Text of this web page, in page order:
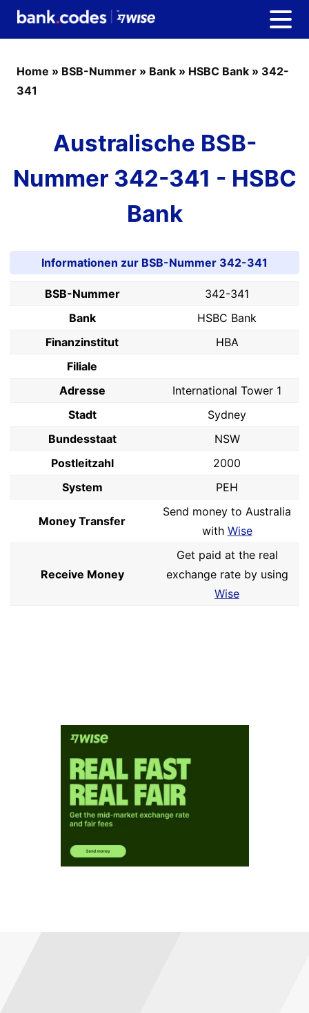
Home » BSB-Nummer » Bank » HSBC Bank » 342-
341
Australische BSB-
Nummer 342-341 - HSBC
Bank
Informationen zur BSB-Nummer 342-341
BSB-Nummer
342-341
Bank
HSBC Bank
Finanzinstitut
HBA
Filiale
Adresse
International Tower 1
Stadt
Sydney
Bundesstaat
NSW
Postleitzahl
2000
System
PEH
Money Transfer
Send money to Australia
with Wise
Receive Money
Get paid at the real
exchange rate by using
Wise